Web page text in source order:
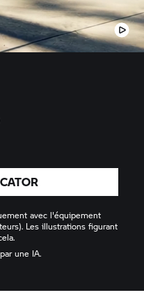
avec l'équipement
Les illustrations figurant
une IA.